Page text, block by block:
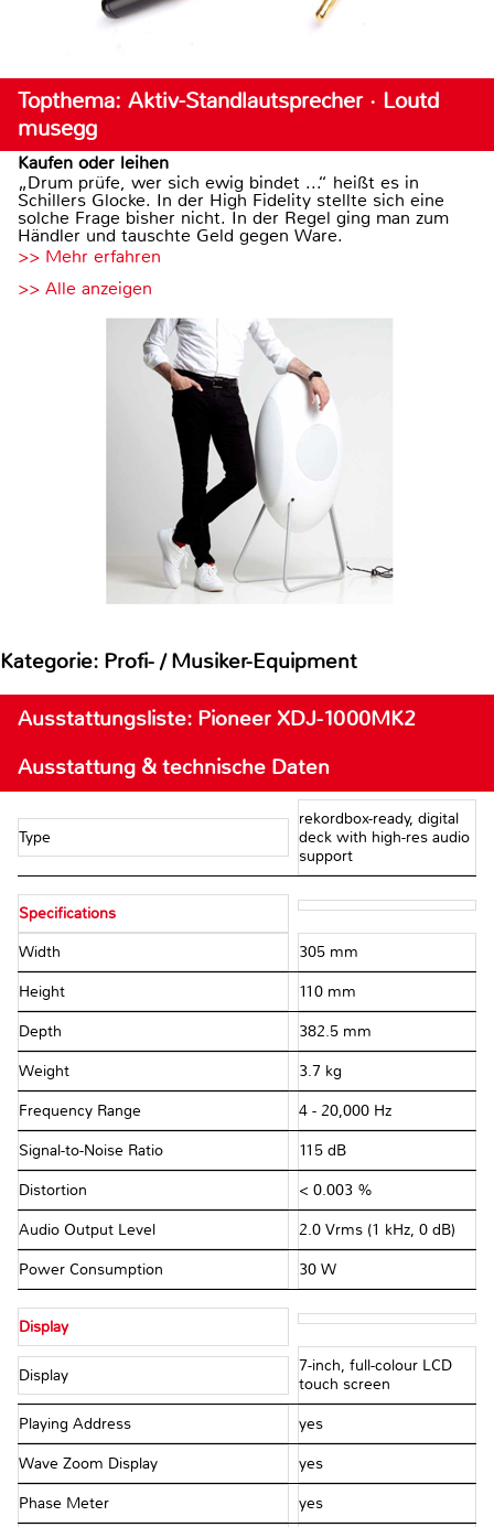
Topthema: Aktiv-Standlautsprecher · Loutd
musegg
Kaufen oder leihen
„Drum prüfe, wer sich ewig bindet ...“ heißt es in
Schillers Glocke. In der High Fidelity stellte sich eine
solche Frage bisher nicht. In der Regel ging man zum
Händler und tauschte Geld gegen Ware.
>> Mehr erfahren
>> Alle anzeigen
Kategorie: Profi- / Musiker-Equipment
Ausstattungsliste: Pioneer XDJ-1000MK2
Ausstattung & technische Daten
Type
rekordbox-ready, digital
deck with high-res audio
support
Specifications
Width 305 mm
Height 110 mm
Depth 382.5 mm
Weight 3.7 kg
Frequency Range 4 - 20,000 Hz
Signal-to-Noise Ratio 115 dB
Distortion < 0.003 %
Audio Output Level 2.0 Vrms (1 kHz, 0 dB)
Power Consumption 30 W
Display
Display
7-inch, full-colour LCD
touch screen
Playing Address yes
Wave Zoom Display yes
Phase Meter yes